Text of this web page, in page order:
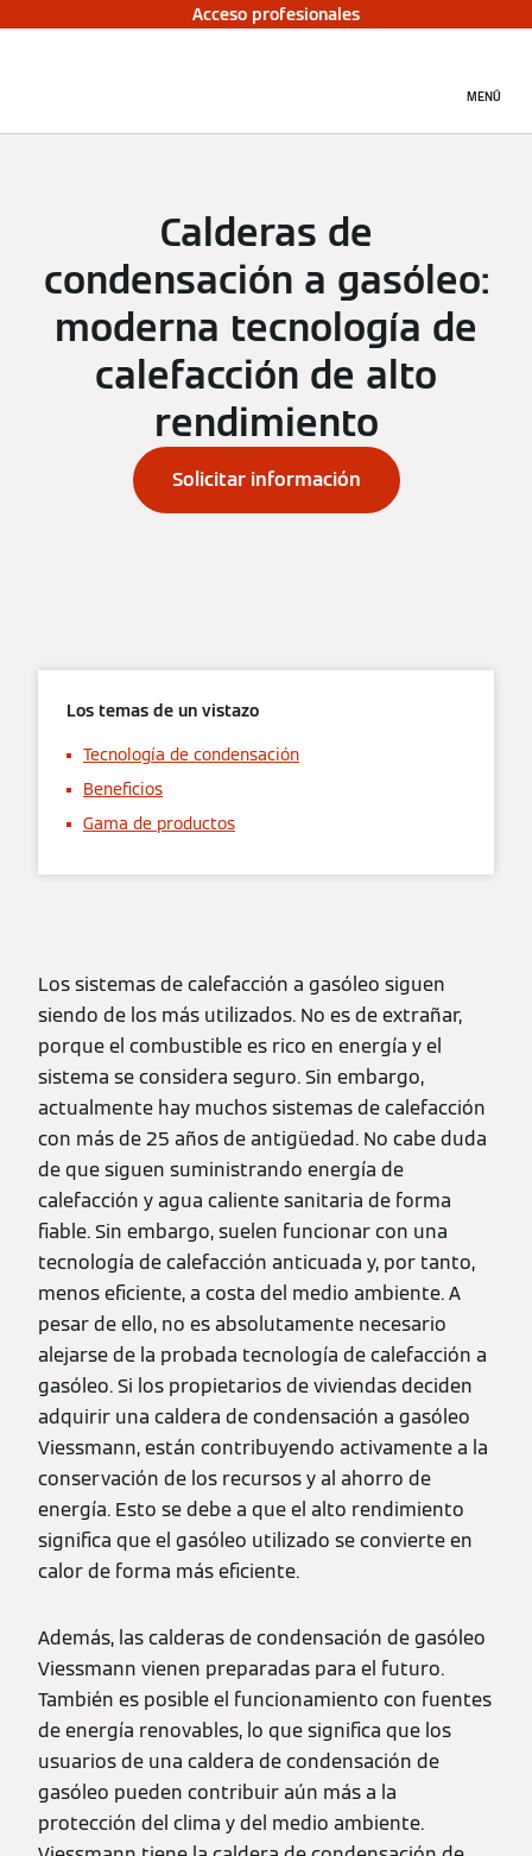
Acceso profesionales
MENÚ
Calderas de
condensación a gasóleo:
moderna tecnología de
calefacción de alto
rendimiento
Solicitar información
Los temas de un vistazo
Tecnología de condensación
Beneficios
Gama de productos
Los sistemas de calefacción a gasóleo siguen
siendo de los más utilizados. No es de extrañar,
porque el combustible es rico en energía y el
sistema se considera seguro. Sin embargo,
actualmente hay muchos sistemas de calefacción
con más de 25 años de antigüedad. No cabe duda
de que siguen suministrando energía de
calefacción y agua caliente sanitaria de forma
fiable. Sin embargo, suelen funcionar con una
tecnología de calefacción anticuada y, por tanto,
menos eficiente, a costa del medio ambiente. A
pesar de ello, no es absolutamente necesario
alejarse de la probada tecnología de calefacción a
gasóleo. Si los propietarios de viviendas deciden
adquirir una caldera de condensación a gasóleo
Viessmann, están contribuyendo activamente a la
conservación de los recursos y al ahorro de
energía. Esto se debe a que el alto rendimiento
significa que el gasóleo utilizado se convierte en
calor de forma más eficiente.
Además, las calderas de condensación de gasóleo
Viessmann vienen preparadas para el futuro.
También es posible el funcionamiento con fuentes
de energía renovables, lo que significa que los
usuarios de una caldera de condensación de
gasóleo pueden contribuir aún más a la
protección del clima y del medio ambiente.